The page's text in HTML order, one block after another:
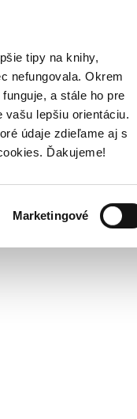
tipy na knihy,
nefungovala. Okrem
a stále ho pre
lepšiu orientáciu.
údaje zdieľame aj s
Ďakujeme!
Marketingové